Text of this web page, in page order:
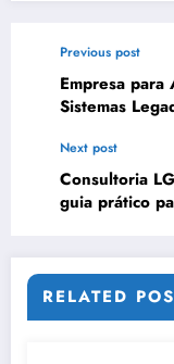
Previous post
Empresa
Sistemas
Next post
Consultoria
guia prático
RELATED